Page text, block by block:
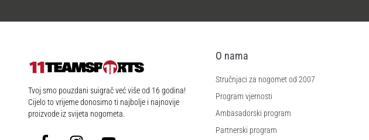
11teamsports.hr
Tvoj smo pouzdani suigrač već više od 16 godina!
Cijelo to vrijeme donosimo ti najbolje i najnovije
proizvode iz svijeta nogometa.
O nama
Stručnjaci za nogomet od 2007
Program vjernosti
Ambasadorski program
Partnerski program